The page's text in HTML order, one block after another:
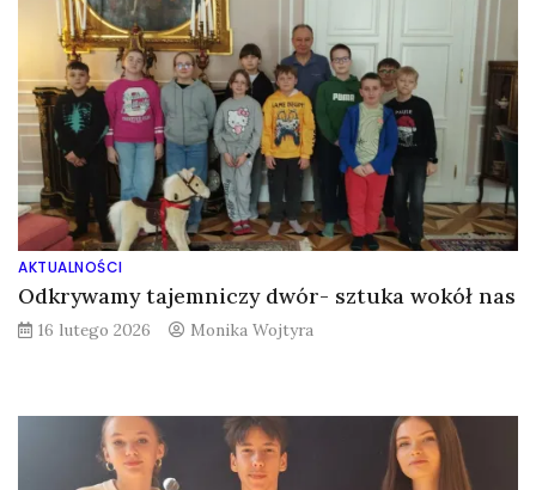
AKTUALNOŚCI
Odkrywamy tajemniczy dwór- sztuka wokół nas
16 lutego 2026 Monika Wojtyra